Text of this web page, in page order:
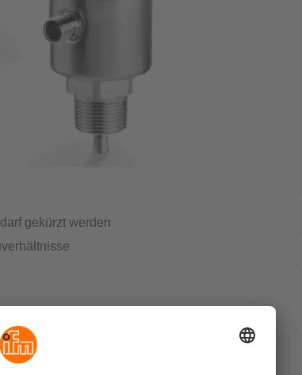
gekürzt werden
Link mittels PC oder IO-Link-Master